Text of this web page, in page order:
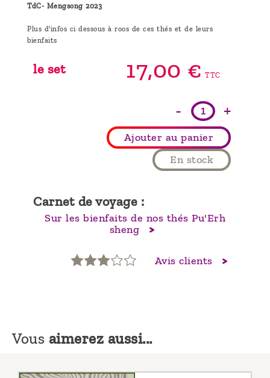
TdC- Mengsong 2023
Plus d'infos ci dessous à roos de ces thés et de leurs
bienfaits
le set 17,00 € TTC
- +
Ajouter au panier
En stock
Carnet de voyage :
Sur les bienfaits de nos thés Pu'Erh
sheng
Avis clients
Vous aimerez aussi...